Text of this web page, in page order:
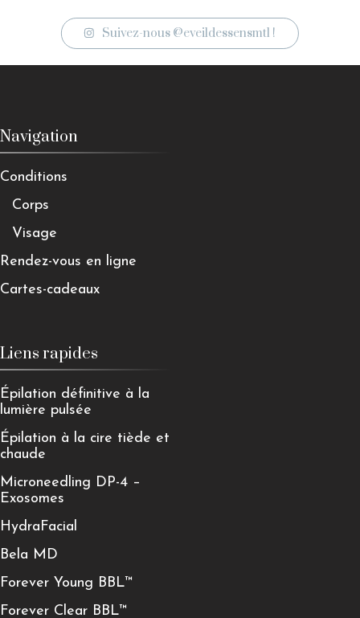
Suivez-nous @eveildessensmtl !
Navigation
Conditions
Corps
Visage
Rendez-vous en ligne
Cartes-cadeaux
Liens rapides
Épilation définitive à la
lumière pulsée
Épilation à la cire tiède et
chaude
Microneedling DP-4 –
Exosomes
HydraFacial
Bela MD
Forever Young BBL™
Forever Clear BBL™